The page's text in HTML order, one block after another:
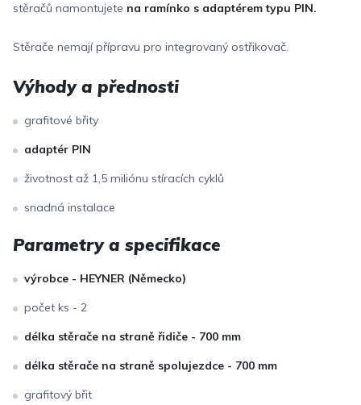
stěračů namontujete na ramínko s adaptérem typu PIN.
Stěrače nemají přípravu pro integrovaný ostřikovač.
Výhody a přednosti
grafitové břity
adaptér PIN
životnost až 1,5 miliónu stíracích cyklů
snadná instalace
Parametry a specifikace
výrobce - HEYNER (Německo)
počet ks - 2
délka stěrače na straně řidiče - 700 mm
délka stěrače na straně spolujezdce - 700 mm
grafitový břit